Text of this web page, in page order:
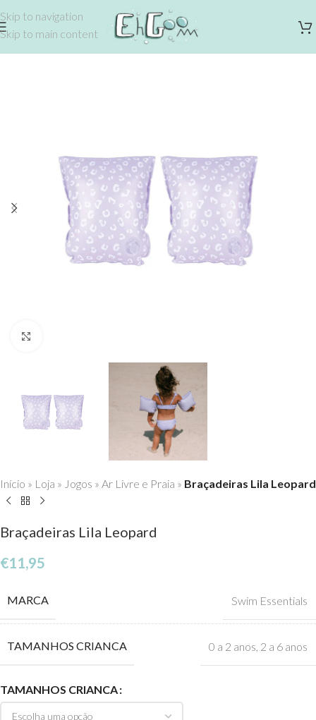
Skip to navigation
Skip to main content
Início » Loja » Jogos » Ar Livre e Praia » Braçadeiras Lila Leopard
Braçadeiras Lila Leopard
€11,95
MARCA Swim Essentials
TAMANHOS CRIANCA 0 a 2 anos 2 a 6 anos
TAMANHOS CRIANCA